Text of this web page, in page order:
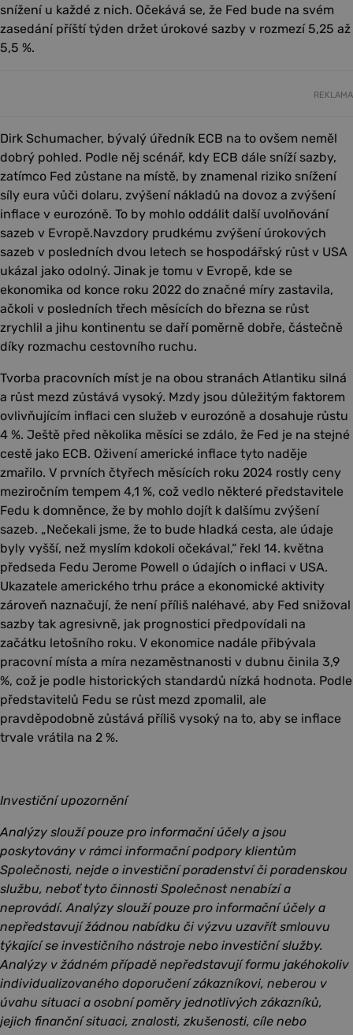
snížení u každé z nich. Očekává se, že Fed bude na svém
zasedání příští týden držet úrokové sazby v rozmezí 5,25 až
5,5 %.
REKLAMA
Dirk Schumacher, bývalý úředník ECB na to ovšem neměl
dobrý pohled. Podle něj scénář, kdy ECB dále sníží sazby,
zatímco Fed zůstane na místě, by znamenal riziko snížení
síly eura vůči dolaru, zvýšení nákladů na dovoz a zvýšení
inflace v eurozóně. To by mohlo oddálit další uvolňování
sazeb v Evropě.Navzdory prudkému zvýšení úrokových
sazeb v posledních dvou letech se hospodářský růst v USA
ukázal jako odolný. Jinak je tomu v Evropě, kde se
ekonomika od konce roku 2022 do značné míry zastavila,
ačkoli v posledních třech měsících do března se růst
zrychlil a jihu kontinentu se daří poměrně dobře, částečně
díky rozmachu cestovního ruchu.
Tvorba pracovních míst je na obou stranách Atlantiku silná
a růst mezd zůstává vysoký. Mzdy jsou důležitým faktorem
ovlivňujícím inflaci cen služeb v eurozóně a dosahuje růstu
4 %. Ještě před několika měsíci se zdálo, že Fed je na stejné
cestě jako ECB. Oživení americké inflace tyto naděje
zmařilo. V prvních čtyřech měsících roku 2024 rostly ceny
meziročním tempem 4,1 %, což vedlo některé představitele
Fedu k domněnce, že by mohlo dojít k dalšímu zvýšení
sazeb. „Nečekali jsme, že to bude hladká cesta, ale údaje
byly vyšší, než myslím kdokoli očekával,“ řekl 14. května
předseda Fedu Jerome Powell o údajích o inflaci v USA.
Ukazatele amerického trhu práce a ekonomické aktivity
zároveň naznačují, že není příliš naléhavé, aby Fed snižoval
sazby tak agresivně, jak prognostici předpovídali na
začátku letošního roku. V ekonomice nadále přibývala
pracovní místa a míra nezaměstnanosti v dubnu činila 3,9
%, což je podle historických standardů nízká hodnota. Podle
představitelů Fedu se růst mezd zpomalil, ale
pravděpodobně zůstává příliš vysoký na to, aby se inflace
trvale vrátila na 2 %.
Investiční upozornění
Analýzy slouží pouze pro informační účely a jsou
poskytovány v rámci informační podpory klientům
Společnosti, nejde o investiční poradenství či poradenskou
službu, neboť tyto činnosti Společnost nenabízí a
neprovádí. Analýzy slouží pouze pro informační účely a
nepředstavují žádnou nabídku či výzvu uzavřít smlouvu
týkající se investičního nástroje nebo investiční služby.
Analýzy v žádném případě nepředstavují formu jakéhokoliv
individualizovaného doporučení zákazníkovi, neberou v
úvahu situaci a osobní poměry jednotlivých zákazníků,
jejich finanční situaci, znalosti, zkušenosti, cíle nebo